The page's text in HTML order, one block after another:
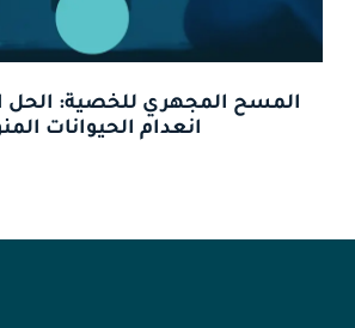
المسح المجهري للخصية: الحل
انعدام الحيوانات